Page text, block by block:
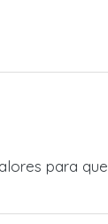
para que